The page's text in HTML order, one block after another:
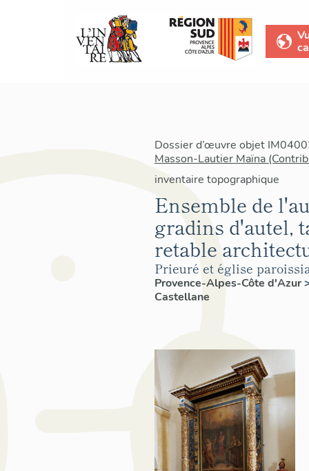
Dossier d’œuvre objet
Masson-Lautier Maïna
inventaire topographique
Ensemble de
gradins d'autel,
retable
Prieuré et église
Provence-Alpes-Côte d'Azur
Castellane